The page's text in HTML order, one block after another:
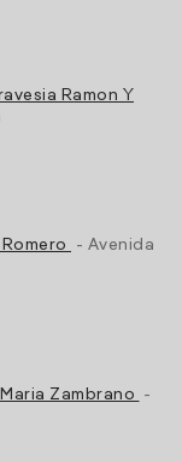
Ramon Y
- Avenida
Zambrano
-